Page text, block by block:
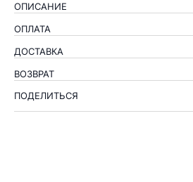
ОПИСАНИЕ
ОПЛАТА
ДОСТАВКА
ВОЗВРАТ
ПОДЕЛИТЬСЯ